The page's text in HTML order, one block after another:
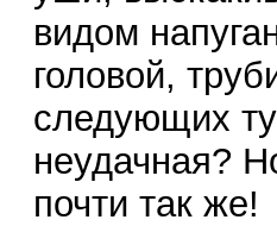
видом
головой,
следующих
неудачная?
почти так же!